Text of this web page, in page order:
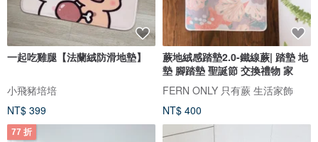
一起吃雞腿【法蘭絨防滑地墊】
小飛豬培培
NT$ 399
蕨地絨感踏墊2.0-鐵線蕨| 踏墊 地
墊 腳踏墊 聖誕節 交換禮物 家
FERN ONLY 只有蕨 生活家飾
NT$ 400
77 折